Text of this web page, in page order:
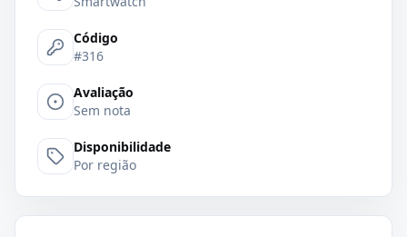
Código
#316
Avaliação
Sem nota
Disponibilidade
Por região